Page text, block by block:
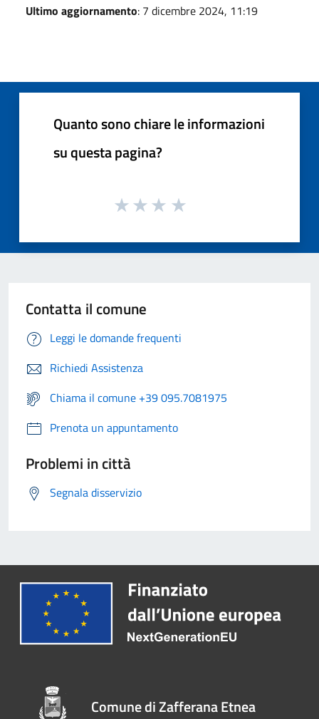
Ultimo aggiornamento: 7 dicembre 2024, 11:19
Quanto sono chiare le informazioni
su questa pagina?
Contatta il comune
Leggi le domande frequenti
Richiedi Assistenza
Chiama il comune +39 095.7081975
Prenota un appuntamento
Problemi in città
Segnala disservizio
Comune di Zafferana Etnea